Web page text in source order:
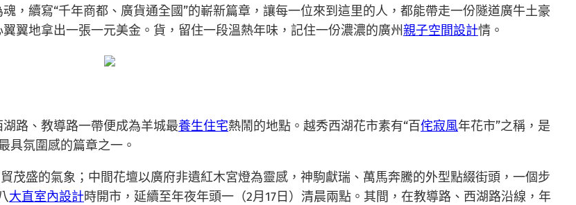
，續寫“千年商都、廣貨通全國”的嶄新篇章，讓每一位來到這里的人，都能帶走一份隧道廣牛土豪
翼地拿出一張一元美金。貨，留住一段溫熱年味，記住一份濃濃的廣州親子空間設計情。
路、教導路一帶便成為羊城最養生住宅熱鬧的地點。越秀西湖花市素有“百侘寂風年花市”之稱，是
具氛圍感的篇章之一。
茂盛的氣象；中間花壇以廣府非遺紅木宮燈為靈感，神駒獻瑞、萬馬奔騰的外型點綴街頭，一個步
大直室內設計時開市，延續至年夜年頭一（2月17日）清晨兩點。其間，在教導路、西湖路沿線，年